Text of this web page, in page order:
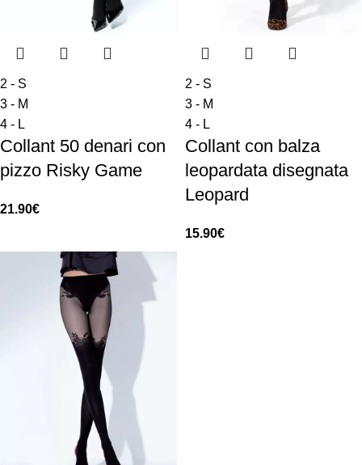
2 - S
3 - M
4 - L
Collant 50 denari con
pizzo Risky Game
21.90€
2 - S
3 - M
4 - L
Collant con balza
leopardata disegnata
Leopard
15.90€